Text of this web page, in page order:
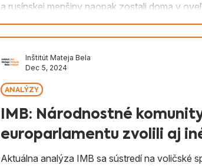
a rusínskej menšiny naopak zostali doma v
obyvateľstvo. Samotné sčítanie nám
na Slovensku vo všeobecnosti
IMB: Národnostné
europarlamentu zvolili aj
Aktuálna analýza IMB sa sústredí na voličské
ANALÝZY
Inštitút Mateja Bela
Dec 5, 2024